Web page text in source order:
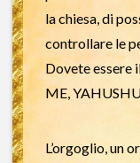
la chiesa, di
controllare le
Dovete essere
ME,
L’orgoglio, un